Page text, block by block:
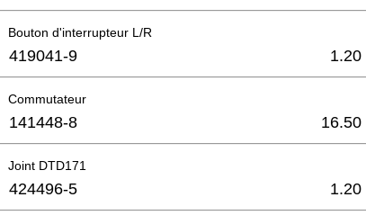
Bouton d'interrupteur L/R
419041-9 1.20
Commutateur
141448-8 16.50
Joint DTD171
424496-5 1.20